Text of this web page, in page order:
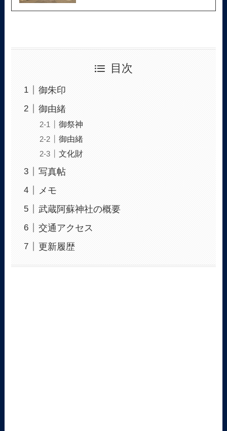
目次
御朱印
御由緒
御祭神
御由緒
文化財
写真帖
メモ
武蔵阿蘇神社の概要
交通アクセス
更新履歴